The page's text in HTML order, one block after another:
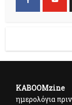
KABOOMzine
ημερολόγια